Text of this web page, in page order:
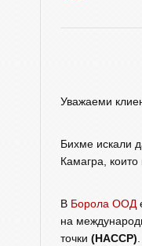
Уважаеми
Бихме искали
Камагра,
В Борола ООД
на
точки (HACCP).